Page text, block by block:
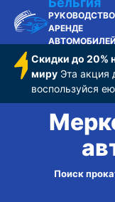
АРЕНДЕ
АВТОМОБИЛЕЙ
Скидки до 20%
мируЭта акция
воспользуйся
Поиск